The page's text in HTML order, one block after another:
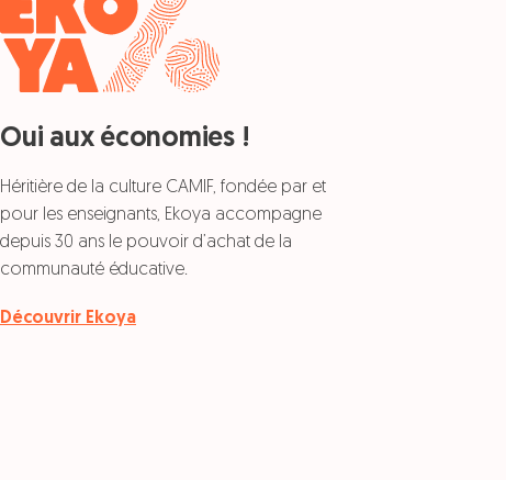
Oui aux économies !
Héritière de la culture CAMIF, fondée par et
pour les enseignants, Ekoya accompagne
depuis 30 ans le pouvoir d’achat de la
communauté éducative.
Découvrir Ekoya